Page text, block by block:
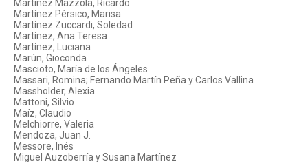
Martínez Mazzola, Ricardo
Martínez Pérsico, Marisa
Martínez Zuccardi, Soledad
Martínez, Ana Teresa
Martínez, Luciana
Marún, Gioconda
Mascioto, María de los Ángeles
Massari, Romina; Fernando Martín Peña y Carlos Vallina
Massholder, Alexia
Mattoni, Silvio
Maíz, Claudio
Melchiorre, Valeria
Mendoza, Juan J.
Messore, Inés
Miguel Auzoberría y Susana Martínez